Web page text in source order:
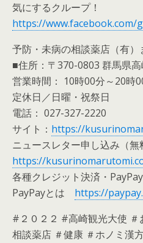
気にするクループ！
https://www.facebook.com/
予防・未病の相談薬店（有）
■住所：〒370-0803 群馬県
営業時間： 10時00分～20時
定休日／日曜・祝祭日
電話： 027-327-2220
サイト： https://
ニュースレター申し込み（無
https://
各種クレジット決済・
PayPayとは https://
#２０２２ #高崎観光大使 ＃
相談薬店 ＃健康 ＃ホノミ漢